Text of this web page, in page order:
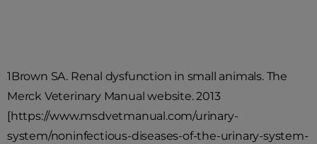
1Brown SA. Renal dysfunction in small animals. The
Merck Veterinary Manual website. 2013
[https://www.msdvetmanual.com/urinary-
system/noninfectious-diseases-of-the-urinary-system-